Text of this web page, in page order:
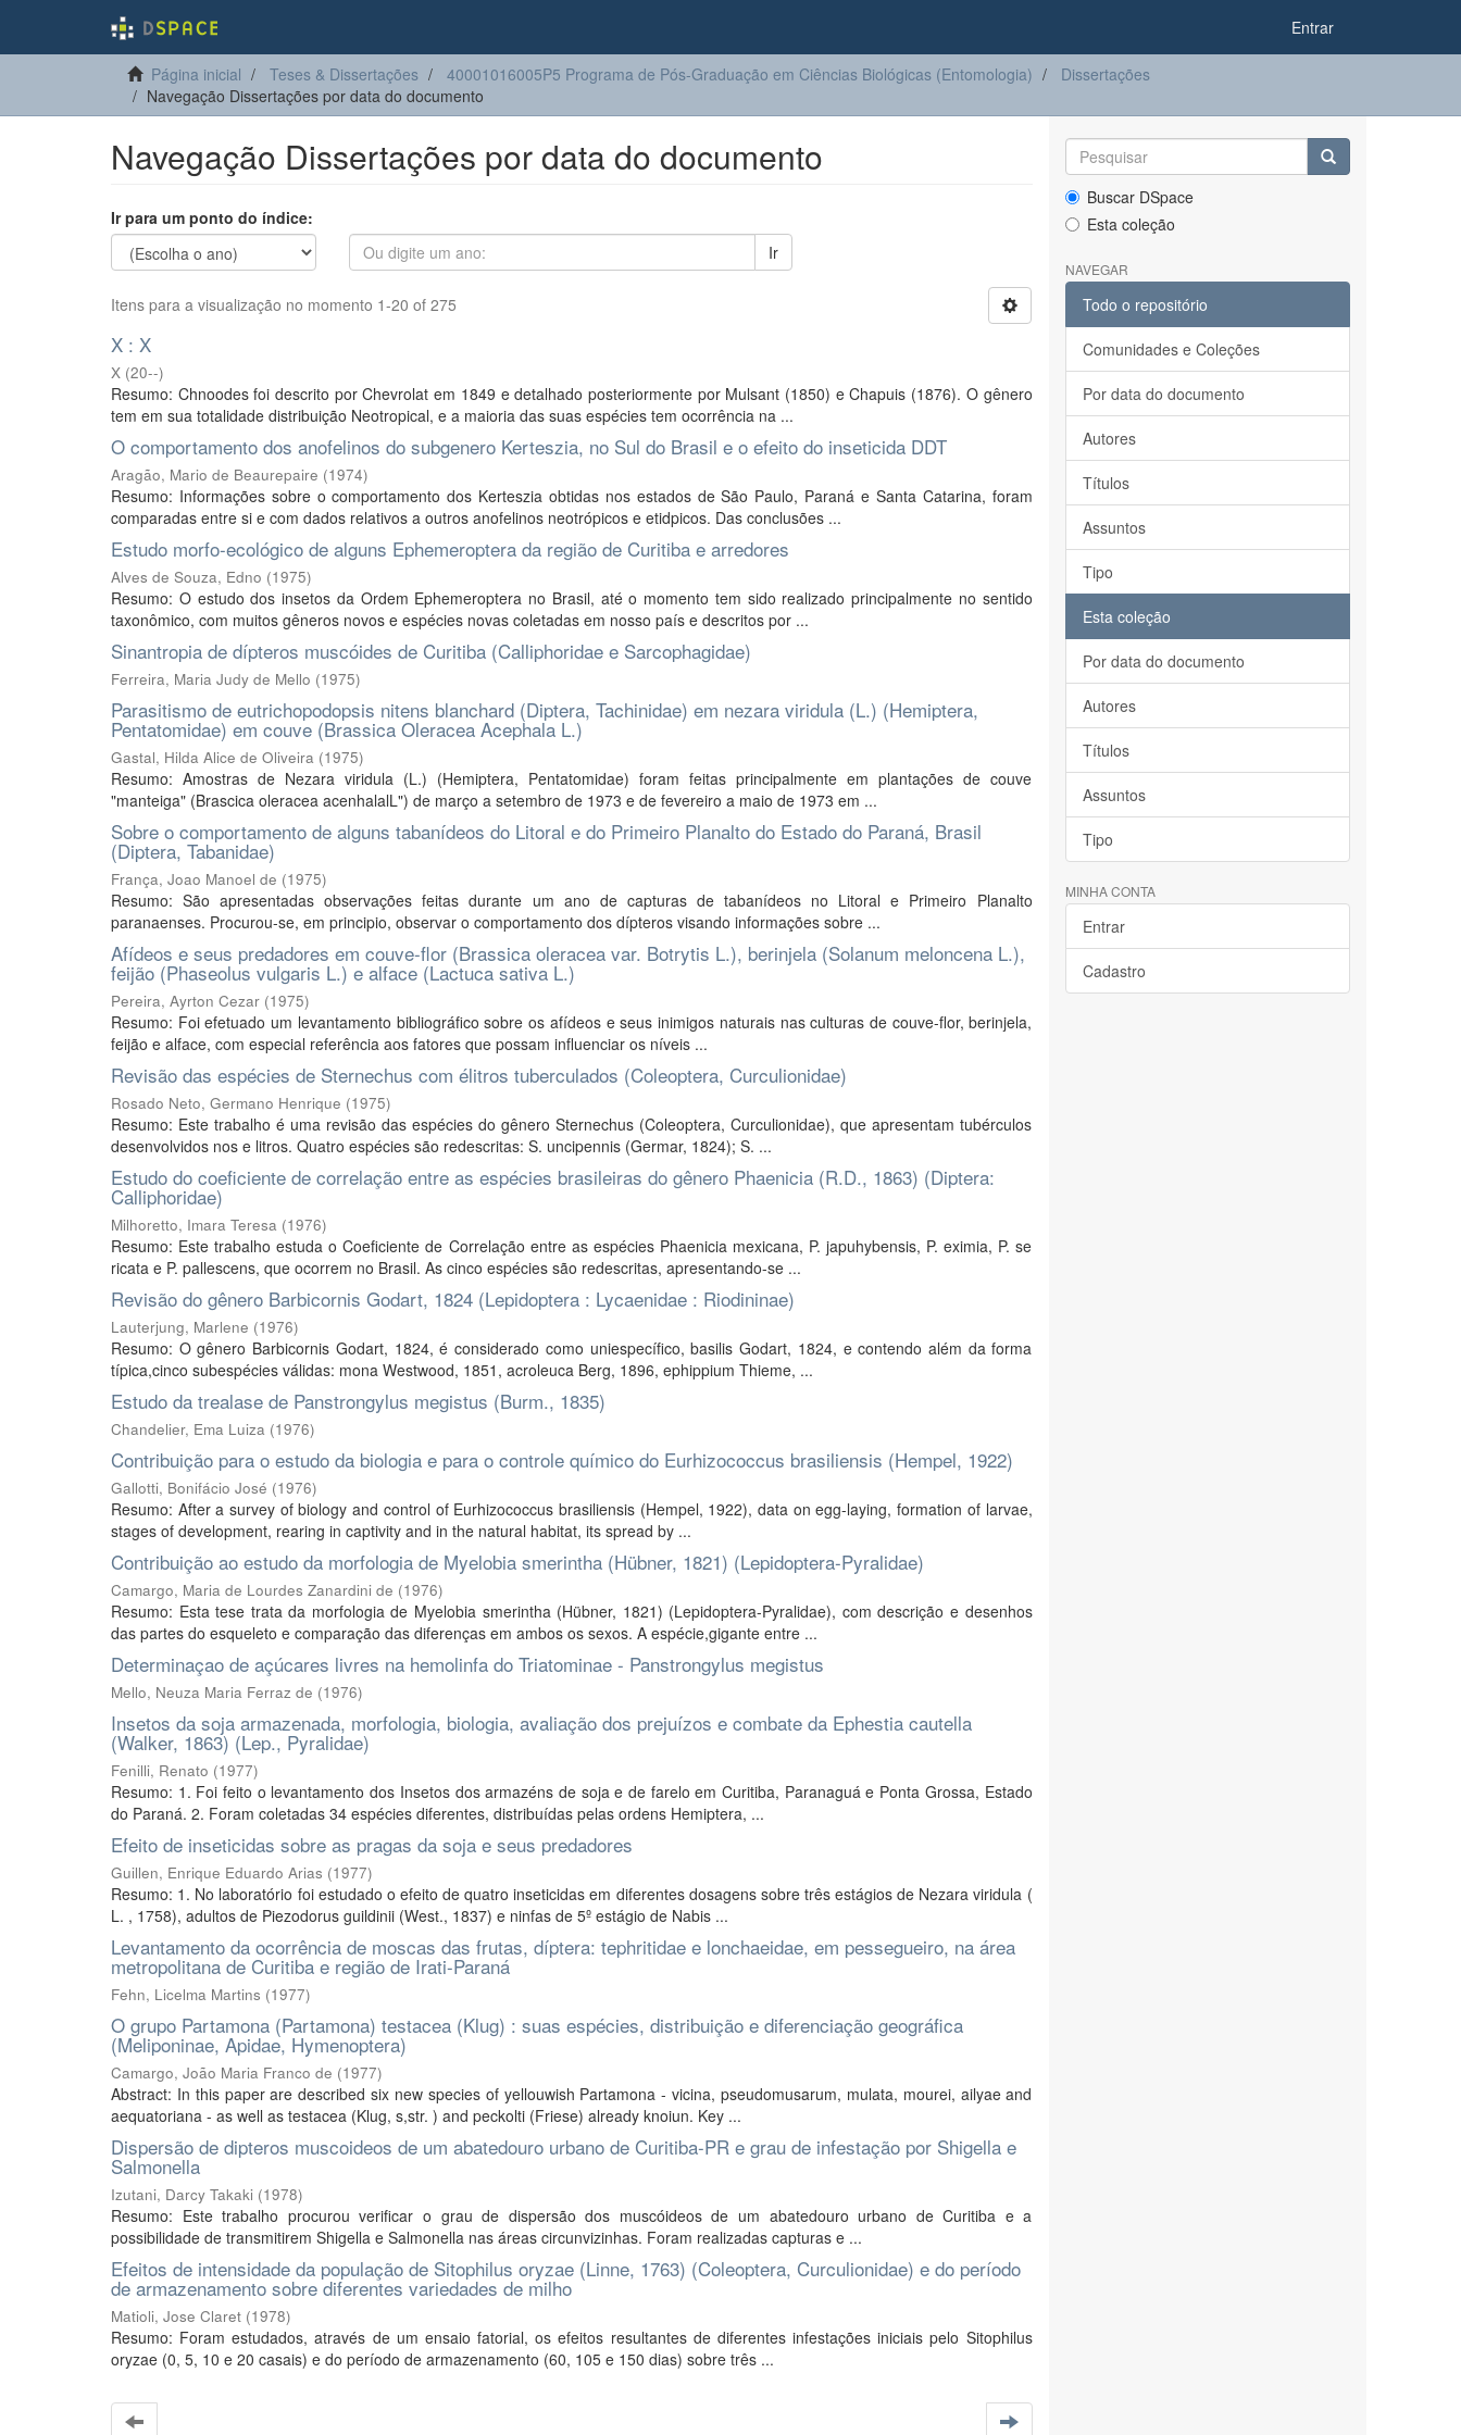
Entrar
Página inicial Teses & Dissertações 40001016005P5 Programa de Pós-Graduação em Ciências Biológicas (Entomologia)
Dissertações
Navegação Dissertações por data do documento
Navegação Dissertações por data do documento
Ir para um ponto do índice:
Ir
Itens para a visualização no momento 1-20 of 275
X : X
X (20--)
Resumo: Chnoodes foi descrito por Chevrolat em 1849 e detalhado posteriormente por Mulsant (1850) e Chapuis (1876). O gênero
tem em sua totalidade distribuição Neotropical, e a maioria das suas espécies tem ocorrência na ...
O comportamento dos anofelinos do subgenero Kerteszia, no Sul do Brasil e o efeito do inseticida DDT
Aragão, Mario de Beaurepaire (1974)
Resumo: Informações sobre o comportamento dos Kerteszia obtidas nos estados de São Paulo, Paraná e Santa Catarina, foram
comparadas entre si e com dados relativos a outros anofelinos neotrópicos e etidpicos. Das conclusões ...
Estudo morfo-ecológico de alguns Ephemeroptera da região de Curitiba e arredores
Alves de Souza, Edno (1975)
Resumo: O estudo dos insetos da Ordem Ephemeroptera no Brasil, até o momento tem sido realizado principalmente no sentido
taxonômico, com muitos gêneros novos e espécies novas coletadas em nosso país e descritos por ...
Sinantropia de dípteros muscóides de Curitiba (Calliphoridae e Sarcophagidae)
Ferreira, Maria Judy de Mello (1975)
Parasitismo de eutrichopodopsis nitens blanchard (Diptera, Tachinidae) em nezara viridula (L.) (Hemiptera,
Pentatomidae) em couve (Brassica Oleracea Acephala L.)
Gastal, Hilda Alice de Oliveira (1975)
Resumo: Amostras de Nezara viridula (L.) (Hemiptera, Pentatomidae) foram feitas principalmente em plantações de couve
"manteiga" (Brascica oleracea acenhalalL") de março a setembro de 1973 e de fevereiro a maio de 1973 em ...
Sobre o comportamento de alguns tabanídeos do Litoral e do Primeiro Planalto do Estado do Paraná, Brasil
(Diptera, Tabanidae)
França, Joao Manoel de (1975)
Resumo: São apresentadas observações feitas durante um ano de capturas de tabanídeos no Litoral e Primeiro Planalto
paranaenses. Procurou-se, em principio, observar o comportamento dos dípteros visando informações sobre ...
Afídeos e seus predadores em couve-flor (Brassica oleracea var. Botrytis L.), berinjela (Solanum meloncena L.),
feijão (Phaseolus vulgaris L.) e alface (Lactuca sativa L.)
Pereira, Ayrton Cezar (1975)
Resumo: Foi efetuado um levantamento bibliográfico sobre os afídeos e seus inimigos naturais nas culturas de couve-flor, berinjela,
feijão e alface, com especial referência aos fatores que possam influenciar os níveis ...
Revisão das espécies de Sternechus com élitros tuberculados (Coleoptera, Curculionidae)
Rosado Neto, Germano Henrique (1975)
Resumo: Este trabalho é uma revisão das espécies do gênero Sternechus (Coleoptera, Curculionidae), que apresentam tubérculos
desenvolvidos nos e litros. Quatro espécies são redescritas: S. uncipennis (Germar, 1824); S. ...
Estudo do coeficiente de correlação entre as espécies brasileiras do gênero Phaenicia (R.D., 1863) (Diptera:
Calliphoridae)
Milhoretto, Imara Teresa (1976)
Resumo: Este trabalho estuda o Coeficiente de Correlação entre as espécies Phaenicia mexicana, P. japuhybensis, P. eximia, P. se
ricata e P. pallescens, que ocorrem no Brasil. As cinco espécies são redescritas, apresentando-se ...
Revisão do gênero Barbicornis Godart, 1824 (Lepidoptera : Lycaenidae : Riodininae)
Lauterjung, Marlene (1976)
Resumo: O gênero Barbicornis Godart, 1824, é considerado como uniespecífico, basilis Godart, 1824, e contendo além da forma
típica,cinco subespécies válidas: mona Westwood, 1851, acroleuca Berg, 1896, ephippium Thieme, ...
Estudo da trealase de Panstrongylus megistus (Burm., 1835)
Chandelier, Ema Luiza (1976)
Contribuição para o estudo da biologia e para o controle químico do Eurhizococcus brasiliensis (Hempel, 1922)
Gallotti, Bonifácio José (1976)
Resumo: After a survey of biology and control of Eurhizococcus brasiliensis (Hempel, 1922), data on egg-laying, formation of larvae,
stages of development, rearing in captivity and in the natural habitat, its spread by ...
Contribuição ao estudo da morfologia de Myelobia smerintha (Hübner, 1821) (Lepidoptera-Pyralidae)
Camargo, Maria de Lourdes Zanardini de (1976)
Resumo: Esta tese trata da morfologia de Myelobia smerintha (Hübner, 1821) (Lepidoptera-Pyralidae), com descrição e desenhos
das partes do esqueleto e comparação das diferenças em ambos os sexos. A espécie,gigante entre ...
Determinaçao de açúcares livres na hemolinfa do Triatominae - Panstrongylus megistus
Mello, Neuza Maria Ferraz de (1976)
Insetos da soja armazenada, morfologia, biologia, avaliação dos prejuízos e combate da Ephestia cautella
(Walker, 1863) (Lep., Pyralidae)
Fenilli, Renato (1977)
Resumo: 1. Foi feito o levantamento dos Insetos dos armazéns de soja e de farelo em Curitiba, Paranaguá e Ponta Grossa, Estado
do Paraná. 2. Foram coletadas 34 espécies diferentes, distribuídas pelas ordens Hemiptera, ...
Efeito de inseticidas sobre as pragas da soja e seus predadores
Guillen, Enrique Eduardo Arias (1977)
Resumo: 1. No laboratório foi estudado o efeito de quatro inseticidas em diferentes dosagens sobre três estágios de Nezara viridula (
L. , 1758), adultos de Piezodorus guildinii (West., 1837) e ninfas de 5º estágio de Nabis ...
Levantamento da ocorrência de moscas das frutas, díptera: tephritidae e lonchaeidae, em pessegueiro, na área
metropolitana de Curitiba e região de Irati-Paraná
Fehn, Licelma Martins (1977)
O grupo Partamona (Partamona) testacea (Klug) : suas espécies, distribuição e diferenciação geográfica
(Meliponinae, Apidae, Hymenoptera)
Camargo, João Maria Franco de (1977)
Abstract: In this paper are described six new species of yellouwish Partamona - vicina, pseudomusarum, mulata, mourei, ailyae and
aequatoriana - as well as testacea (Klug, s,str. ) and peckolti (Friese) already knoiun. Key ...
Dispersão de dipteros muscoideos de um abatedouro urbano de Curitiba-PR e grau de infestação por Shigella e
Salmonella
Izutani, Darcy Takaki (1978)
Resumo: Este trabalho procurou verificar o grau de dispersão dos muscóideos de um abatedouro urbano de Curitiba e a
possibilidade de transmitirem Shigella e Salmonella nas áreas circunvizinhas. Foram realizadas capturas e ...
Efeitos de intensidade da população de Sitophilus oryzae (Linne, 1763) (Coleoptera, Curculionidae) e do período
de armazenamento sobre diferentes variedades de milho
Matioli, Jose Claret (1978)
Resumo: Foram estudados, através de um ensaio fatorial, os efeitos resultantes de diferentes infestações iniciais pelo Sitophilus
oryzae (0, 5, 10 e 20 casais) e do período de armazenamento (60, 105 e 150 dias) sobre três ...
Buscar DSpace
Esta coleção
NAVEGAR
Todo o repositório
Comunidades e Coleções
Por data do documento
Autores
Títulos
Assuntos
Tipo
Esta coleção
Por data do documento
Autores
Títulos
Assuntos
Tipo
MINHA CONTA
Entrar
Cadastro